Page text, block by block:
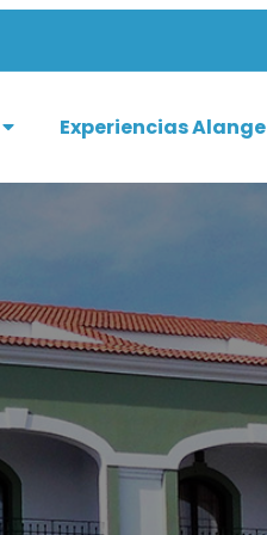
Experiencias Alange